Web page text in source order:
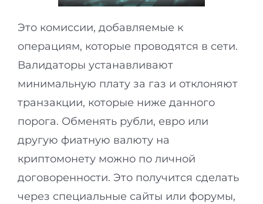
Это комиссии, добавляемые к
операциям, которые проводятся в сети.
Валидаторы устанавливают
минимальную плату за газ и отклоняют
транзакции, которые ниже данного
порога. Обменять рубли, евро или
другую фиатную валюту на
криптомонету можно по личной
договоренности. Это получится сделать
через специальные сайты или форумы,